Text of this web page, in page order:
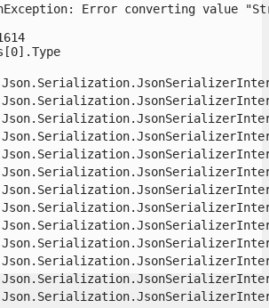
Error converting value